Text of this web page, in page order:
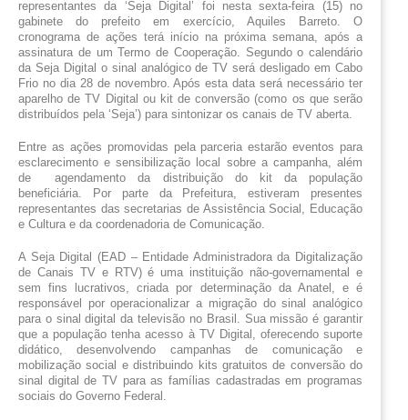
representantes da ‘Seja Digital’ foi nesta sexta-feira (15) no
gabinete do prefeito em exercício, Aquiles Barreto. O
cronograma de ações terá início na próxima semana, após a
assinatura de um Termo de Cooperação. Segundo o calendário
da Seja Digital o sinal analógico de TV será desligado em Cabo
Frio no dia 28 de novembro. Após esta data será necessário ter
aparelho de TV Digital ou kit de conversão (como os que serão
distribuídos pela ‘Seja’) para sintonizar os canais de TV aberta.
Entre as ações promovidas pela parceria estarão eventos para
esclarecimento e sensibilização local sobre a campanha, além
de  agendamento da distribuição do kit da população
beneficiária. Por parte da Prefeitura, estiveram presentes
representantes das secretarias de Assistência Social, Educação
e Cultura e da coordenadoria de Comunicação.
A Seja Digital (EAD – Entidade Administradora da Digitalização
de Canais TV e RTV) é uma instituição não-governamental e
sem fins lucrativos, criada por determinação da Anatel, e é
responsável por operacionalizar a migração do sinal analógico
para o sinal digital da televisão no Brasil. Sua missão é garantir
que a população tenha acesso à TV Digital, oferecendo suporte
didático, desenvolvendo campanhas de comunicação e
mobilização social e distribuindo kits gratuitos de conversão do
sinal digital de TV para as famílias cadastradas em programas
sociais do Governo Federal.